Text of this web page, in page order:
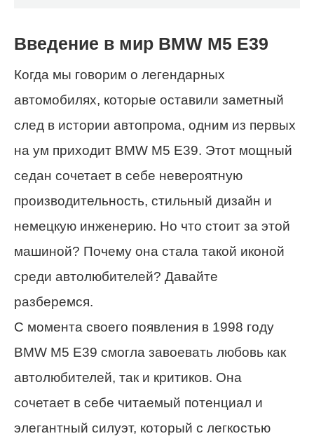
Введение в мир BMW M5 E39
Когда мы говорим о легендарных
автомобилях, которые оставили заметный
след в истории автопрома, одним из первых
на ум приходит BMW M5 E39. Этот мощный
седан сочетает в себе невероятную
производительность, стильный дизайн и
немецкую инженерию. Но что стоит за этой
машиной? Почему она стала такой иконой
среди автолюбителей? Давайте
разберемся.
С момента своего появления в 1998 году
BMW M5 E39 смогла завоевать любовь как
автолюбителей, так и критиков. Она
сочетает в себе читаемый потенциал и
элегантный силуэт, который с легкостью